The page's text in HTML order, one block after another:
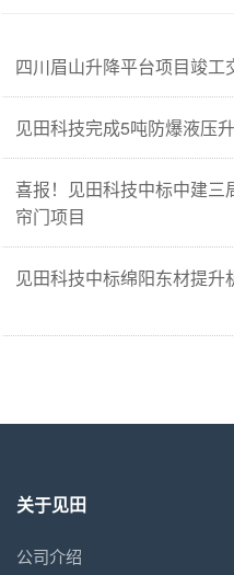
四川眉山升降平台项目竣工
见田科技完成5吨防爆液压
喜报！见田科技中标中建三
帘门项目
见田科技中标绵阳东材提升
关于见田
公司介绍